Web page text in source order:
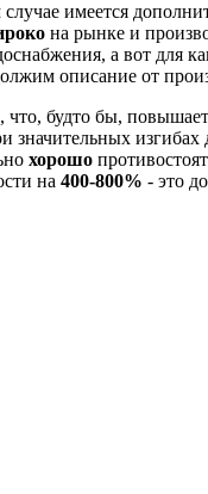
имеется
на рынке и
а вот для
описание от
будто бы,
значительных изгибах
хорошо
на 400-800% - это